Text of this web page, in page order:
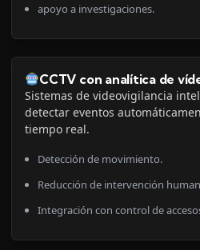
apoyo a investigaciones.
CCTV con analítica de
Sistemas de videovigilancia
detectar eventos
tiempo real.
Detección de movimiento.
Reducción de intervención
Integración con control de